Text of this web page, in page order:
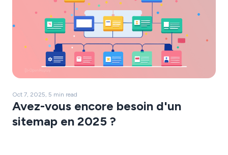
Oct 7, 2025, 5 min read
Avez-vous encore besoin d'un
sitemap en 2025 ?